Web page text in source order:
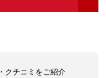
クチコミをご紹介